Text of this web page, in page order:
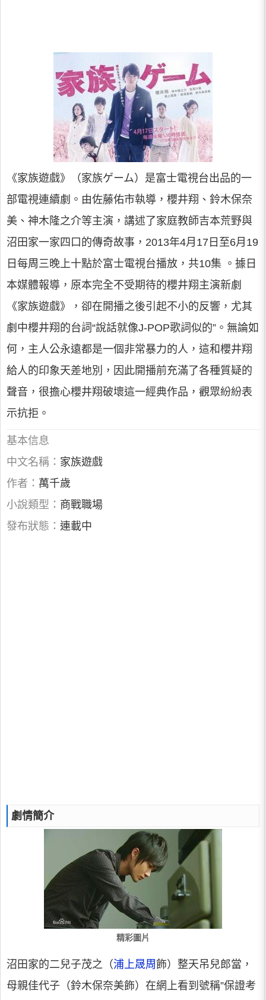
《家族遊戲》（家族ゲーム）是富士電視台出品的一
部電視連續劇。由佐藤佑市執導，櫻井翔、鈴木保奈
美、神木隆之介等主演，講述了家庭教師吉本荒野與
沼田家一家四口的傳奇故事，2013年4月17日至6月19
日每周三晚上十點於富士電視台播放，共10集 。據日
本媒體報導，原本完全不受期待的櫻井翔主演新劇
《家族遊戲》，卻在開播之後引起不小的反響，尤其
劇中櫻井翔的台詞“說話就像J-POP歌詞似的”。無論如
何，主人公永遠都是一個非常暴力的人，這和櫻井翔
給人的印象天差地別，因此開播前充滿了各種質疑的
聲音，很擔心櫻井翔破壞這一經典作品，觀眾紛紛表
示抗拒。
基本信息
中文名稱： 家族遊戲
作者： 萬千歲
小說類型： 商戰職場
發布狀態： 連載中
劇情簡介
精彩圖片
沼田家的二兒子茂之（浦上晟周飾）整天吊兒郎當，
母親佳代子（鈴木保奈美飾）在網上看到號稱”保證考